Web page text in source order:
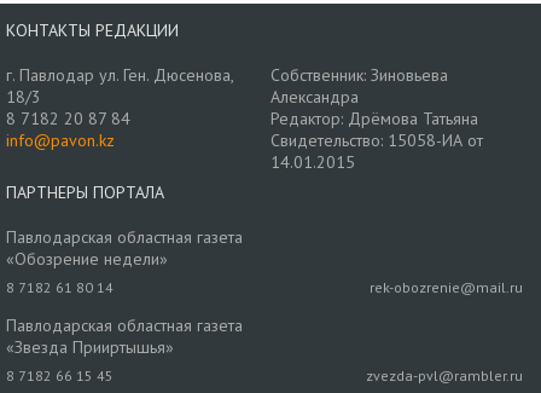
КОНТАКТЫ РЕДАКЦИИ
г. Павлодар ул. Ген. Дюсенова,
18/3
8 7182 20 87 84
info@pavon.kz
Собственник: Зиновьева
Александра
Редактор: Дрёмова Татьяна
Свидетельство: 15058-ИА от
14.01.2015
ПАРТНЕРЫ ПОРТАЛА
Павлодарская областная газета
«Обозрение недели»
8 7182 61 80 14 rek-obozrenie@mail.ru
Павлодарская областная газета
«Звезда Прииртышья»
8 7182 66 15 45 zvezda-pvl@rambler.ru